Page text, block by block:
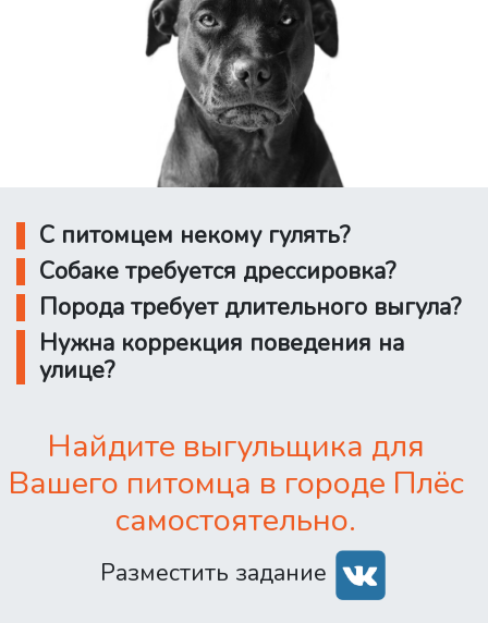
С питомцем некому гулять?
Собаке требуется дрессировка?
Порода требует длительного выгула?
Нужна коррекция поведения на
улице?
Найдите выгульщика для
Вашего питомца в городе Плёс
самостоятельно.
Разместить задание